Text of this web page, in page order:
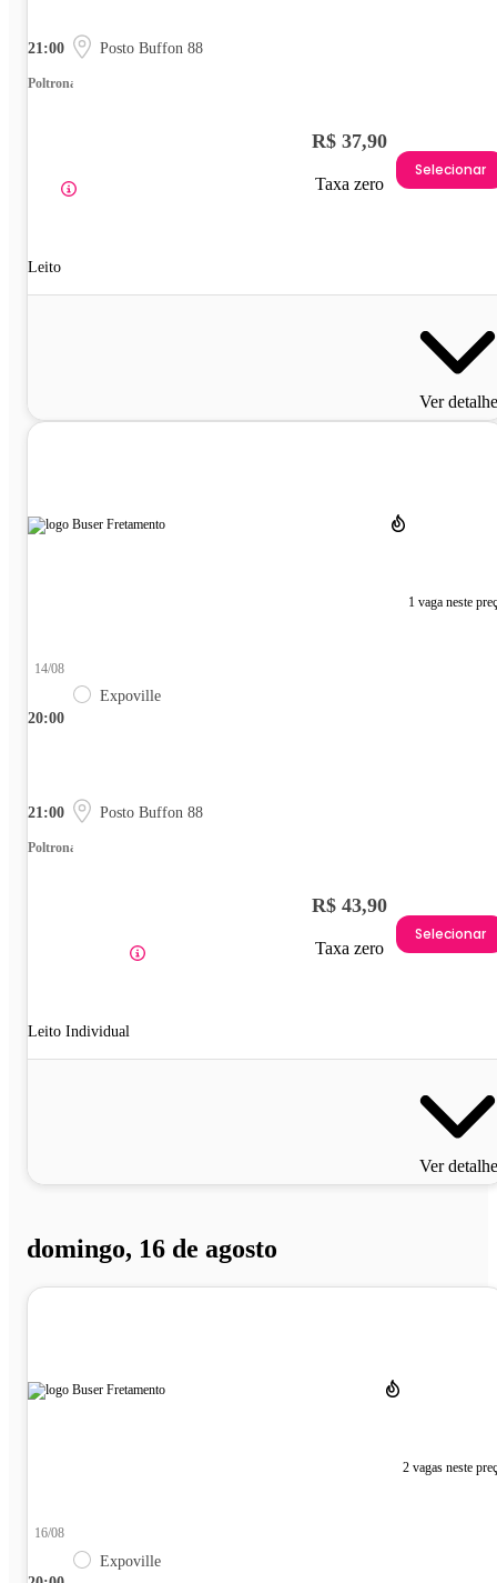
21:00 Posto Buffon 88
Poltrona
Leito
R$ 37,90
Taxa zero
Selecionar
Ver
1 vaga neste
20:00
14/08
Expoville
21:00 Posto Buffon 88
Poltrona
Leito Individual
R$ 43,90
Taxa zero
Selecionar
Ver
domingo, 16 de agosto
2 vagas neste
16/08
Expoville